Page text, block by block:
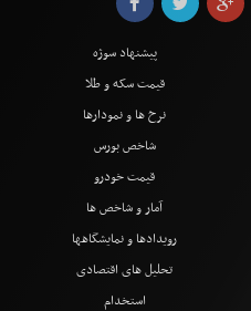
پیشنهاد سوژه
قیمت سکه و طلا
نرخ ها و نمودارها
شاخص بورس
قیمت خودرو
آمار و شاخص ها
رویدادها و نمایشگاهها
تحلیل های اقتصادی
استخدام